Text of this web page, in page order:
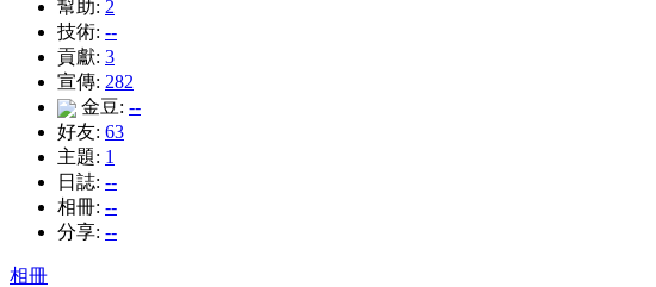
幫助: 2
技術: --
貢獻: 3
宣傳: 282
金豆: --
好友: 63
主題: 1
日誌: --
相冊: --
分享: --
相冊